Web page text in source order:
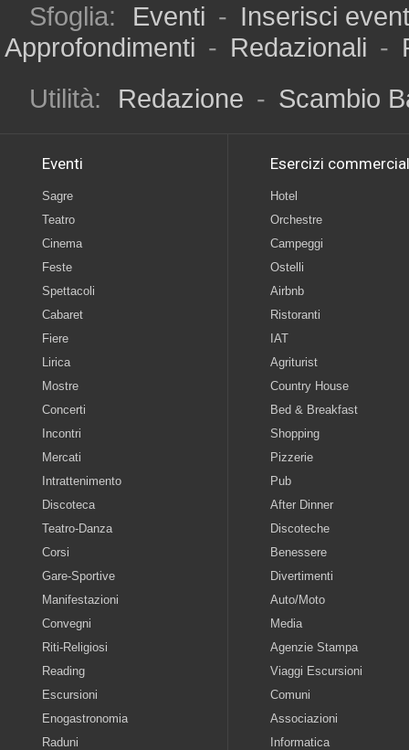
Sfoglia: Eventi - Inserisci
Approfondimenti - Redazionali -
Utilità:
Redazione - Scambio
Eventi
Sagre
Teatro
Cinema
Feste
Spettacoli
Cabaret
Fiere
Lirica
Mostre
Concerti
Incontri
Mercati
Intrattenimento
Discoteca
Teatro-Danza
Corsi
Gare-Sportive
Manifestazioni
Convegni
Riti-Religiosi
Reading
Escursioni
Enogastronomia
Raduni
Esercizi
Hotel
Orchestre
Campeggi
Ostelli
Airbnb
Ristoranti
IAT
Agriturist
Country House
Bed & Breakfast
Shopping
Pizzerie
Pub
After Dinner
Discoteche
Benessere
Divertimenti
Auto/Moto
Media
Agenzie Stampa
Viaggi Escursioni
Comuni
Associazioni
Informatica